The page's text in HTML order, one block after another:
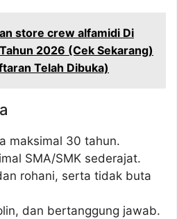
store crew alfamidi Di
2026 (Cek Sekarang)
Telah Dibuka)
maksimal 30 tahun.
SMA/SMK sederajat.
rohani, serta tidak buta
dan bertanggung jawab.